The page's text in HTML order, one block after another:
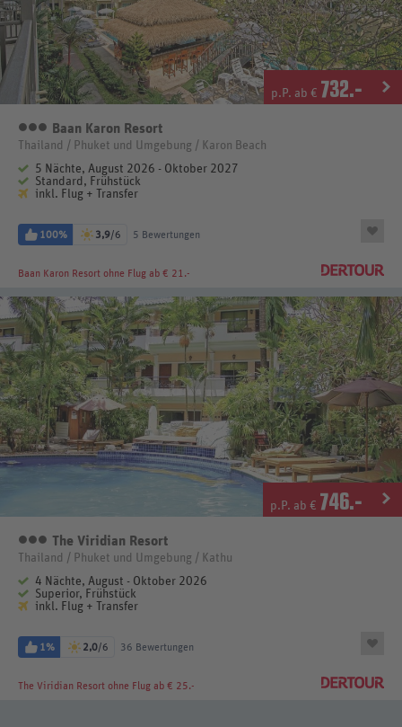
p.P. ab € 732.-
3 Sterne
Baan Karon Resort
Thailand / Phuket und Umgebung / Karon Beach
5 Nächte, August 2026 - Oktober 2027
Standard, Frühstück
inkl. Flug + Transfer
100% 3,9/6 5 Bewertungen
Baan Karon Resort ohne Flug ab € 21.-
p.P. ab € 746.-
3 Sterne
The Viridian Resort
Thailand / Phuket und Umgebung / Kathu
4 Nächte, August - Oktober 2026
Superior, Frühstück
inkl. Flug + Transfer
1% 2,0/6 36 Bewertungen
The Viridian Resort ohne Flug ab € 25.-